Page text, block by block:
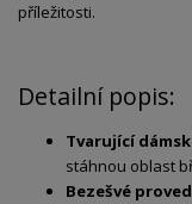
příležitosti.
Detailní popis:
Tvarující
stáhnou oblast
Bezešvé